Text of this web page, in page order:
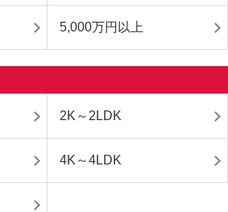
5,000万円以上
2K～2LDK
4K～4LDK